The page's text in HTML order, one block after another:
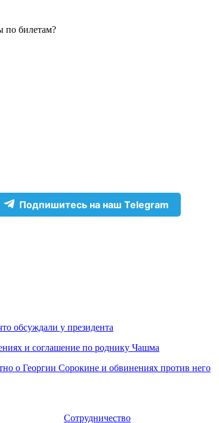
по билетам?
Подпишитесь на наш Telegram
обсуждали у президента
и соглашение по роднику Чашма
о Георгии Сорокине и обвинениях против него
Сотрудничество